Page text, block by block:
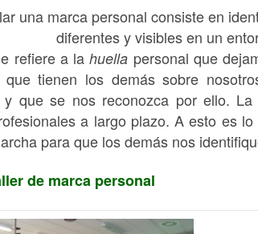
una marca personal consiste en
diferentes y visibles en un
refiere a lahuella personal que
que tienen los demás sobre
y que se nos reconozca por ello.
a largo plazo. A esto es
para que los demás nos
de marca personal